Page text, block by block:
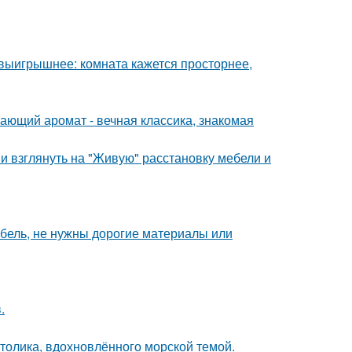
комната кажется просторнее,
аромат - вечная классика, знакомая
взглянуть на "Живую" расстановку мебели и
не нужны дорогие материалы или
вдохновлённого морской темой.